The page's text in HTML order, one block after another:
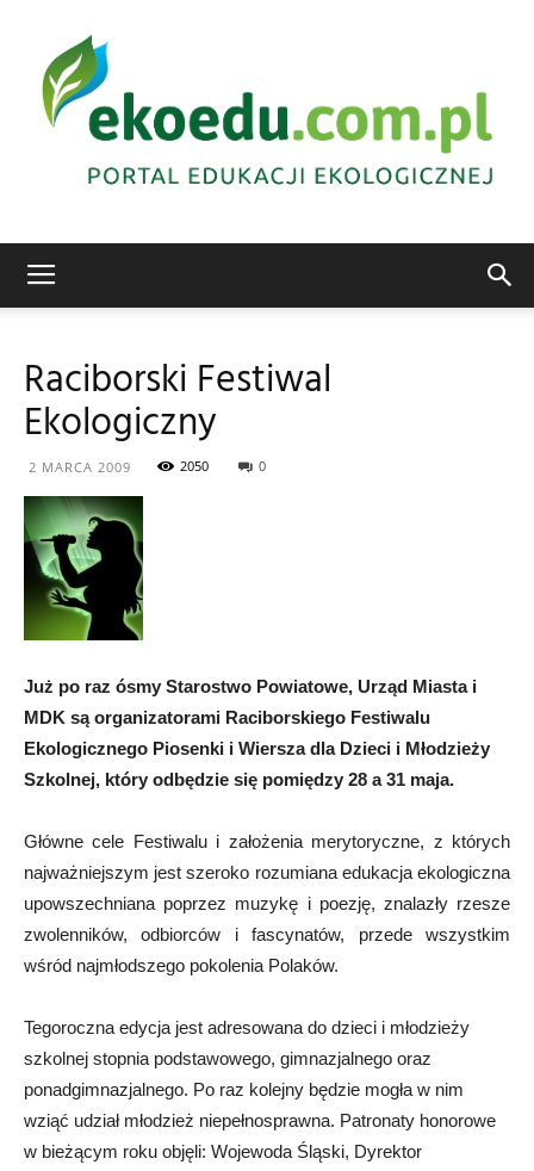
Raciborski Festiwal
Ekologiczny
2 MARCA 2009 2050 0
Już po raz ósmy Starostwo Powiatowe, Urząd Miasta i
MDK są organizatorami Raciborskiego Festiwalu
Ekologicznego Piosenki i Wiersza dla Dzieci i Młodzieży
Szkolnej, który odbędzie się pomiędzy 28 a 31 maja.
Główne cele Festiwalu i założenia merytoryczne, z których
najważniejszym jest szeroko rozumiana edukacja ekologiczna
upowszechniana poprzez muzykę i poezję, znalazły rzesze
zwolenników, odbiorców i fascynatów, przede wszystkim
wśród najmłodszego pokolenia Polaków.
Tegoroczna edycja jest adresowana do dzieci i młodzieży
szkolnej stopnia podstawowego, gimnazjalnego oraz
ponadgimnazjalnego. Po raz kolejny będzie mogła w nim
wziąć udział młodzież niepełnosprawna. Patronaty honorowe
w bieżącym roku objęli: Wojewoda Śląski, Dyrektor